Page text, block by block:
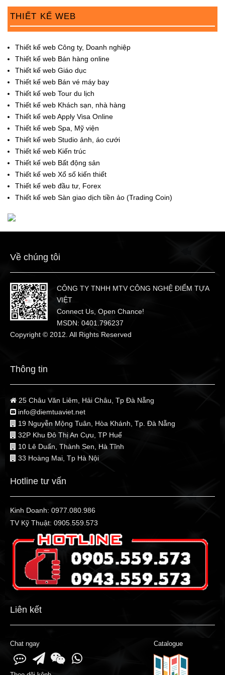
THIẾT KẾ WEB
Thiết kế web Công ty, Doanh nghiệp
Thiết kế web Bán hàng online
Thiết kế web Giáo dục
Thiết kế web Bán vé máy bay
Thiết kế web Tour du lịch
Thiết kế web Khách sạn, nhà hàng
Thiết kế web Apply Visa Online
Thiết kế web Spa, Mỹ viện
Thiết kế web Studio ảnh, áo cưới
Thiết kế web Kiến trúc
Thiết kế web Bất động sản
Thiết kế web Xổ số kiến thiết
Thiết kế web đầu tư, Forex
Thiết kế web Sàn giao dịch tiền ảo (Trading Coin)
Về chúng tôi
CÔNG TY TNHH MTV CÔNG NGHỆ ĐIỂM TỰA
VIỆT
Connect Us, Open Chance!
MSDN: 0401.796237
Copyright © 2012. All Rights Reserved
Thông tin
25 Châu Văn Liêm, Hải Châu, Tp Đà Nẵng
info@diemtuaviet.net
19 Nguyễn Mộng Tuân, Hòa Khánh, Tp. Đà Nẵng
32P Khu Đô Thị An Cựu, TP Huế
10 Lê Duẩn, Thành Sen, Hà Tĩnh
33 Hoàng Mai, Tp Hà Nội
Hotline tư vấn
Kinh Doanh: 0977.080.986
TV Kỹ Thuật: 0905.559.573
Liên kết
Chat ngay Catalogue